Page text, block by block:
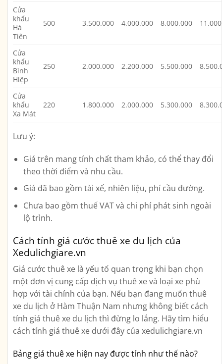
Cửa
khẩu
Hà
Tiên
500 3.500.000 4.000.000 8.000.000
Cửa
khẩu
Bình
Hiệp
250 2.000.000 2.200.000 5.500.000
Cửa
khẩu
Xa Mát
220 1.800.000 2.000.000 5.300.000
Lưu ý:
Giá trên mang tính chất tham khảo, có thể thay đổi
theo thời điểm và nhu cầu.
Giá đã bao gồm tài xế, nhiên liệu, phí cầu đường.
Chưa bao gồm thuế VAT và chi phí phát sinh ngoài
lộ trình.
Cách tính giá cước thuê xe du lịch của
Xedulichgiare.vn
Giá cước thuê xe là yếu tố quan trọng khi bạn chọn
một đơn vị cung cấp dịch vụ thuê xe và loại xe phù
hợp với tài chính của bạn. Nếu bạn đang muốn thuê
xe du lịch ở Hàm Thuận Nam nhưng không biết cách
tính giá thuê xe du lịch thì đừng lo lắng. Hãy tìm hiểu
cách tính giá thuê xe dưới đây của xedulichgiare.vn
Bảng giá thuê xe hiện nay được tính như thế nào?